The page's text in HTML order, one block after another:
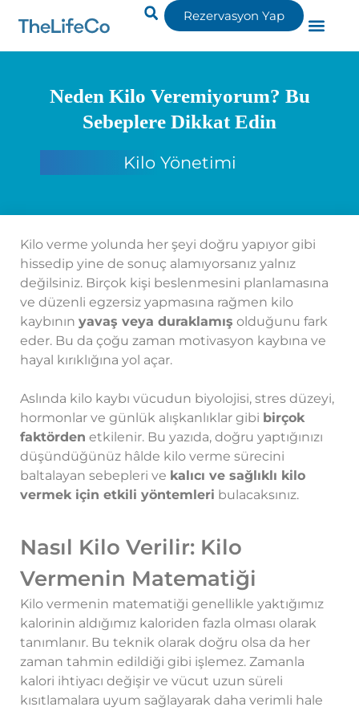
Rezervasyon Yap
Neden Kilo Veremiyorum? Bu
Sebeplere Dikkat Edin
Kilo Yönetimi
Kilo verme yolunda her şeyi doğru yapıyor gibi
hissedip yine de sonuç alamıyorsanız yalnız
değilsiniz. Birçok kişi beslenmesini planlamasına
ve düzenli egzersiz yapmasına rağmen kilo
kaybının yavaş veya duraklamış olduğunu fark
eder. Bu da çoğu zaman motivasyon kaybına ve
hayal kırıklığına yol açar.
Aslında kilo kaybı vücudun biyolojisi, stres düzeyi,
hormonlar ve günlük alışkanlıklar gibi birçok
faktörden etkilenir. Bu yazıda, doğru yaptığınızı
düşündüğünüz hâlde kilo verme sürecini
baltalayan sebepleri ve kalıcı ve sağlıklı kilo
vermek için etkili yöntemleri bulacaksınız.
Nasıl Kilo Verilir: Kilo
Vermenin Matematiği
Kilo vermenin matematiği genellikle yaktığımız
kalorinin aldığımız kaloriden fazla olması olarak
tanımlanır. Bu teknik olarak doğru olsa da her
zaman tahmin edildiği gibi işlemez. Zamanla
kalori ihtiyacı değişir ve vücut uzun süreli
kısıtlamalara uyum sağlayarak daha verimli hale